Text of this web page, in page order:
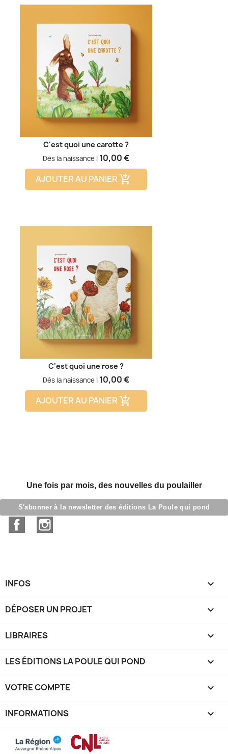
C'est quoi une carotte ?
Dès la naissance | Prix
10,00 €
AJOUTER AU PANIER add_shopping_cart
C'est quoi une rose ?
Dès la naissance | Prix
10,00 €
AJOUTER AU PANIER add_shopping_cart
Une fois par mois, des nouvelles du poulailler
S'abonner à la newsletter des éditions La Poule qui pond
Facebook
INFOS 
DÉPOSER UN PROJET 
LIBRAIRES 
LES ÉDITIONS LA POULE QUI POND 
VOTRE COMPTE 
INFORMATIONS keyboard_arrow_down